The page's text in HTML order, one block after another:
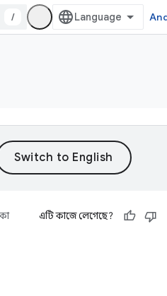
/
এটি কাজে লেগেছে?